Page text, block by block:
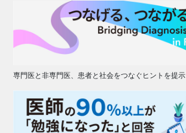
専門医と非専門医、患者と社会をつなぐヒントを提示